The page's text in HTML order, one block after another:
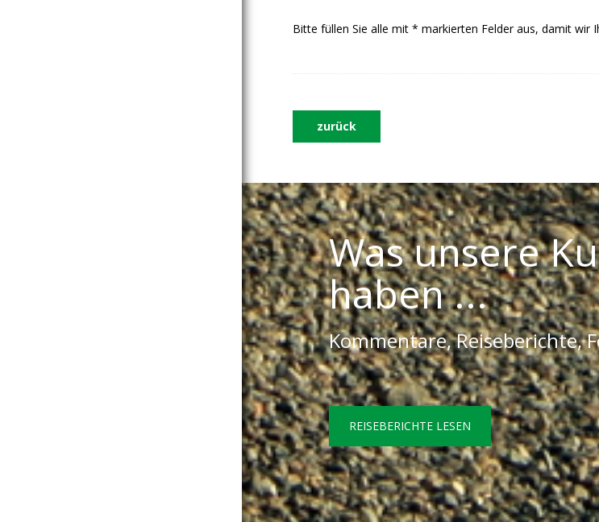
Bitte füllen Sie alle mit * markierten Felder aus, damit wir
zurück
Was unsere
haben ...
Kommentare, Reiseberichte,
REISEBERICHTE LESEN